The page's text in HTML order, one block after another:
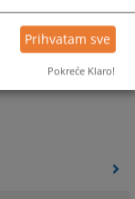
Prihvatam sve
Pokreće Klaro!